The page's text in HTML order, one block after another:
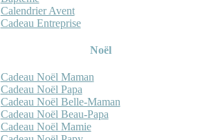
Calendrier Avent
Cadeau Entreprise
Noël
Cadeau Noël Maman
Cadeau Noël Papa
Cadeau Noël Belle-Maman
Cadeau Noël Beau-Papa
Cadeau Noël Mamie